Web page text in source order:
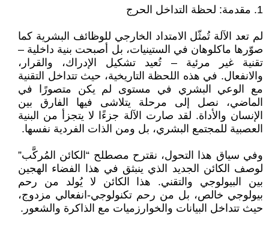
1. مقدمة: لحظة التداخل الحرج
لم تعد الآلة تُمثّل الامتداد الخارجي للوظائف البشرية كما
صوّرها ماكلوهان في الستينيات، بل أصبحت بنية داخلية –
تقنية غير مرئية – تُعيد تشكيل الإدراك، والقرار،
والانفعال. في هذه اللحظة التاريخية، حيث تتداخل التقنية
مع الوعي البشري في مستوى لم يكن متصورًا في
الماضي، نصل إلى مرحلة يتلاشى فيها الفارق بين
الإنسان والأداة. لقد صارت الآلة جزءًا لا يتجزأ من البنية
العصبية للمجتمع البشري، بل ومن الذات الفردية نفسها.
وفي سياق هذا التحول، نقترح مصطلح “الكائن المُركَّب”
لوصف الكائن الجديد الذي ينبثق في هذا الفضاء الهجين
بين البيولوجي والتقني. هذا الكائن لا يُولد من رحم
بيولوجي خالص، بل من رحم تكنولوجي-انفعالي مزدوج،
حيث تتداخل البيانات والخوارزميات مع الذاكرة والشعور.